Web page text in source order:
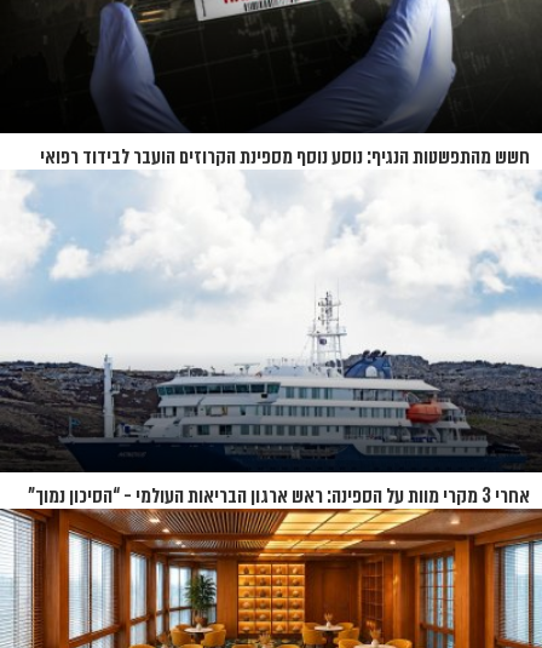
חשש מהתפשטות הנגיף: נוסע נוסף מספינת הקרוזים הועבר לבידוד רפואי
בנברסקה
אחרי 3 מקרי מוות על הספינה: ראש ארגון הבריאות העולמי - “הסיכון נמוך”